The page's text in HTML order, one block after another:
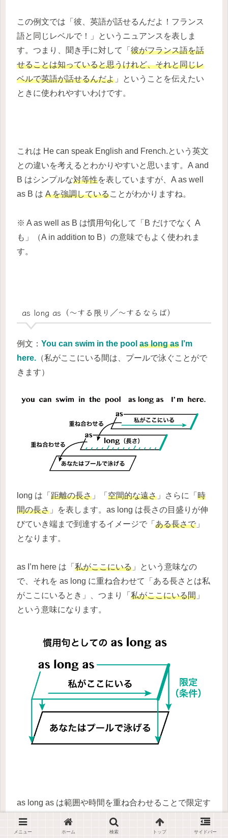
この例文では「彼、英語が話せるんだよ！フランス
語と同じレベルで！」というニュアンスを表しま
す。つまり、聞き手に対して「 彼がフランス語を話
せることは知っていると思うけれど、それと同じレ
ベルで英語が話せるんだよ 」ということを伝えたい
ときに使われやすいわけです。
これは He can speak English and French.という英文
との違いを考えるとわかりやすいと思います。A and
B はシンプルな対等性を表していますが、A as well
as B は A を強調していることがわかりますね。
※ A as well as B は慣用句化して「B だけでなく A
も」（A in addition to B）の意味でもよく使われま
す。
as long as（～する限り／～するならば）
例文： You can swim in the pool as long as I’m
here. （私がここにいる間は、プールで泳ぐことがで
きます）
long は「 距離の長さ 」「 空間的な遠さ 」さらに「 時
間の長さ 」を表します。as long は長さの目盛りが伸
びていき端まで到達するイメージで「 ある長さで 」
となります。
as I’m here は「 私がここにいる 」という意味なの
で、それを as long に重ね合わせて「ある長さとは私
がここにいるとき」、つまり「 私がここにいる間 」
という意味になります。
as long as は範囲や時間を重ね合わせることで限定す
る用法から、そのまま「
限定条件
」として使われて
います。
メニュー ホーム 検索 トップ サイドバー